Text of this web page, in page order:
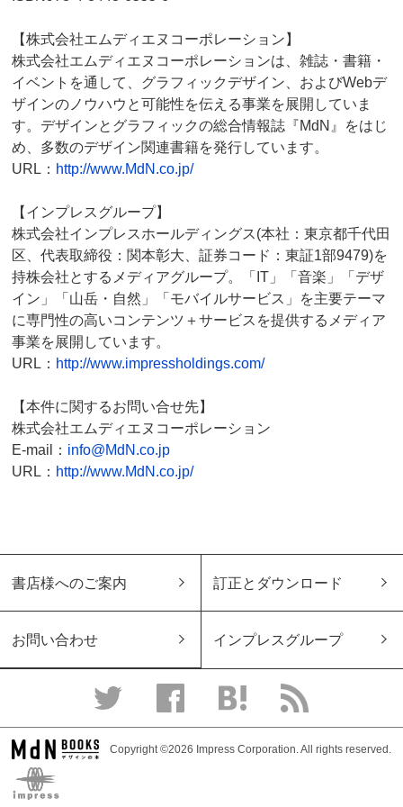
【株式会社エムディエヌコーポレーション】
株式会社エムディエヌコーポレーションは、雑誌・書籍・
イベントを通して、グラフィックデザイン、およびWebデ
ザインのノウハウと可能性を伝える事業を展開していま
す。デザインとグラフィックの総合情報誌『MdN』をはじ
め、多数のデザイン関連書籍を発行しています。
URL： http://www.MdN.co.jp/
【インプレスグループ】
株式会社インプレスホールディングス(本社：東京都千代田
区、代表取締役：関本彰大、証券コード：東証1部9479)を
持株会社とするメディアグループ。「IT」「音楽」「デザ
イン」「山岳・自然」「モバイルサービス」を主要テーマ
に専門性の高いコンテンツ＋サービスを提供するメディア
事業を展開しています。
URL： http://www.impressholdings.com/
【本件に関するお問い合せ先】
株式会社エムディエヌコーポレーション
E-mail： info@MdN.co.jp
URL： http://www.MdN.co.jp/
書店様へのご案内 訂正とダウンロード
お問い合わせ インプレスグループ
Copyright ©2026 Impress Corporation. All rights reserved.